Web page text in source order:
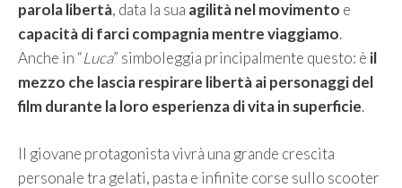
parola libertà, data la sua agilità nel movimento e
capacità di farci compagnia mentre viaggiamo.
Anche in “Luca” simboleggia principalmente questo: è il
mezzo che lascia respirare libertà ai personaggi del
film durante la loro esperienza di vita in superficie.
Il giovane protagonista vivrà una grande crescita
personale tra gelati, pasta e infinite corse sullo scooter